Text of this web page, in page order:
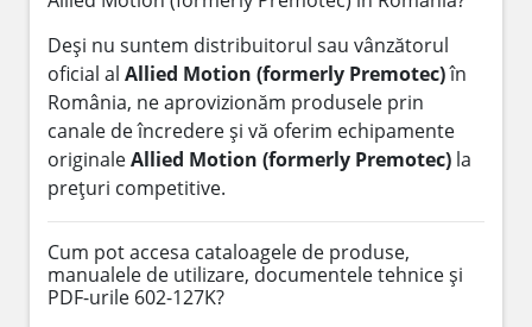
Deși nu suntem distribuitorul sau vânzătorul
oficial al Allied Motion (formerly Premotec)în
România, ne aprovizionăm produsele prin
canale de încredere și vă oferim echipamente
originaleAllied Motion (formerly Premotec) la
prețuri competitive.
Cum pot accesa cataloagele de produse,
manualele de utilizare, documentele tehnice și
PDF-urile 602-127K?